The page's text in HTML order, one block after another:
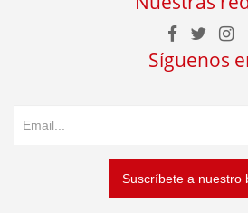
Síguenos
Suscríbete a nuestro